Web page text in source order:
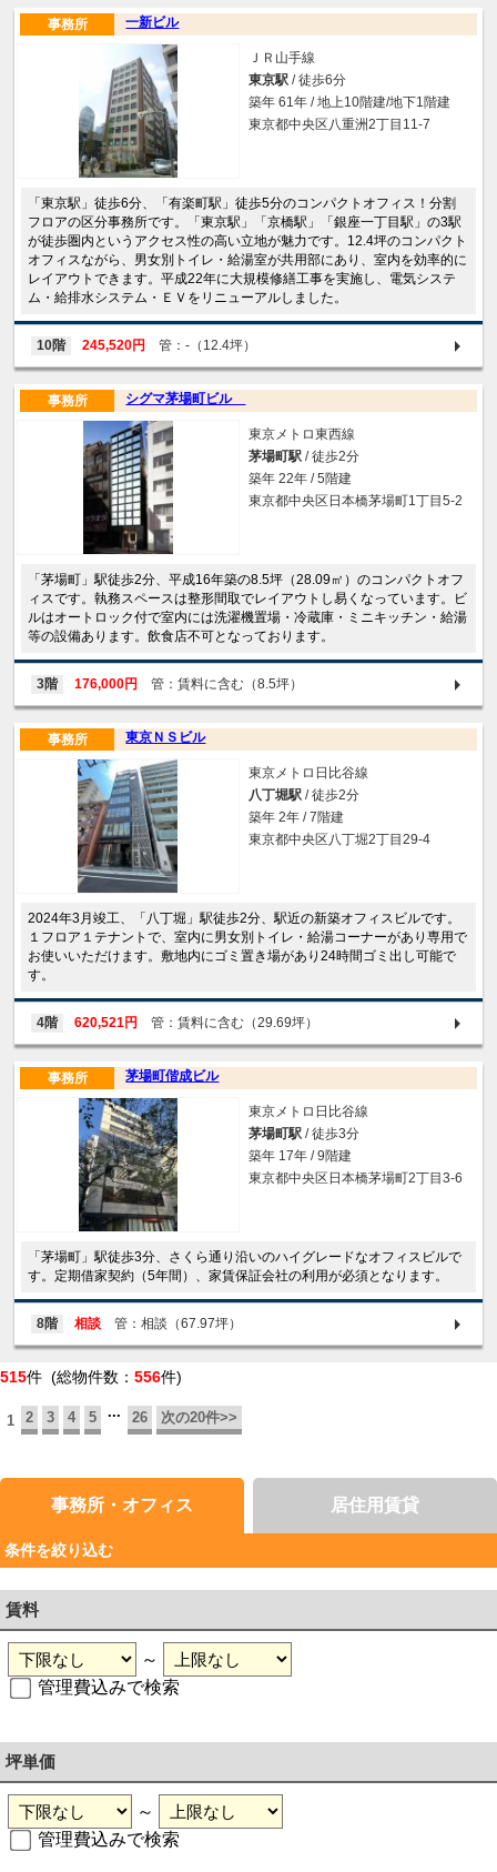
一新ビル
事務所
ＪＲ山手線
東京駅 / 徒歩6分
築年 61年 / 地上10階建/地下1階建
東京都中央区八重洲2丁目11-7
「東京駅」徒歩6分、「有楽町駅」徒歩5分のコンパクトオフィス！分割
フロアの区分事務所です。「東京駅」「京橋駅」「銀座一丁目駅」の3駅
が徒歩圏内というアクセス性の高い立地が魅力です。12.4坪のコンパクト
オフィスながら、男女別トイレ・給湯室が共用部にあり、室内を効率的に
レイアウトできます。平成22年に大規模修繕工事を実施し、電気システ
ム・給排水システム・ＥＶをリニューアルしました。
10階 245,520円 管：-（12.4坪）
シグマ茅場町ビル
事務所
東京メトロ東西線
茅場町駅 / 徒歩2分
築年 22年 / 5階建
東京都中央区日本橋茅場町1丁目5-2
「茅場町」駅徒歩2分、平成16年築の8.5坪（28.09㎡）のコンパクトオフ
ィスです。執務スペースは整形間取でレイアウトし易くなっています。ビ
ルはオートロック付で室内には洗濯機置場・冷蔵庫・ミニキッチン・給湯
等の設備あります。飲食店不可となっております。
3階 176,000円 管：賃料に含む（8.5坪）
東京ＮＳビル
事務所
東京メトロ日比谷線
八丁堀駅 / 徒歩2分
築年 2年 / 7階建
東京都中央区八丁堀2丁目29-4
2024年3月竣工、「八丁堀」駅徒歩2分、駅近の新築オフィスビルです。
１フロア１テナントで、室内に男女別トイレ・給湯コーナーがあり専用で
お使いいただけます。敷地内にゴミ置き場があり24時間ゴミ出し可能で
す。
4階 620,521円 管：賃料に含む（29.69坪）
茅場町偕成ビル
事務所
東京メトロ日比谷線
茅場町駅 / 徒歩3分
築年 17年 / 9階建
東京都中央区日本橋茅場町2丁目3-6
「茅場町」駅徒歩3分、さくら通り沿いのハイグレードなオフィスビルで
す。定期借家契約（5年間）、家賃保証会社の利用が必須となります。
8階 相談 管：相談（67.97坪）
515件 (総物件数： 556件)
1 2 3 4 5 ... 26 次の20件>>
事務所・オフィス 居住用賃貸
条件を絞り込む
賃料
～
管理費込みで検索
坪単価
～
管理費込みで検索